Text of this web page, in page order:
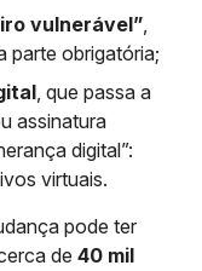
vulnerável”,
parte obrigatória;
, que passa a
assinatura
digital”:
virtuais.
pode ter
de 40 mil